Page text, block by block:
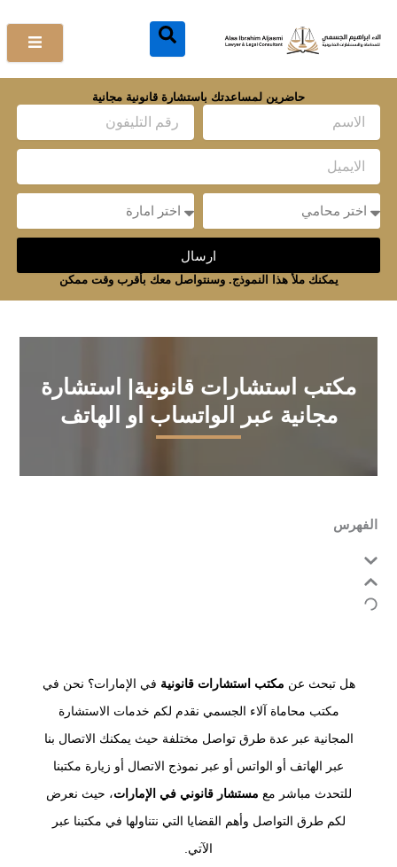
إلى
المحتوى
حاضرين لمساعدتك باستشارة قانونية مجانية
Name
Email
Message
Message
ارسال
يمكنك ملأ هذا النموذج. وسنتواصل معك بأقرب وقت ممكن
مكتب استشارات قانونية| استشارة
مجانية عبر الواتساب او الهاتف
الفهرس
هل تبحث عن مكتب استشارات قانونية في الإمارات؟ نحن في
مكتب محاماة آلاء الجسمي نقدم لكم خدمات الاستشارة
المجانية عبر عدة طرق تواصل مختلفة حيث يمكنك الاتصال بنا
عبر الهاتف أو الواتس أو عبر نموذج الاتصال أو زيارة مكتبنا
للتحدث مباشر مع مستشار قانوني في الإمارات، حيث نعرض
لكم طرق التواصل وأهم القضايا التي نتناولها في مكتبنا عبر
الآتي.